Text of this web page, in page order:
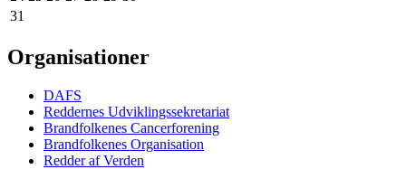
31
Organisationer
DAFS
Reddernes Udviklingssekretariat
Brandfolkenes Cancerforening
Brandfolkenes Organisation
Redder af Verden